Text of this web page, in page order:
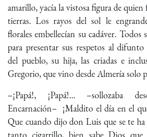
amarillo, yacía la vistosa figura de quien
tierras. Los rayos del sol le
florales embellecían su cadáver. Todos
para presentar sus respetos al
del pueblo, su hija, las criadas e
Gregorio, que vino desde Almería solo
–¡Papá!, ¡Papá!... –sollozaba
Encarnación– ¡Maldito el día en el
Que cuando dijo don Luis que se te